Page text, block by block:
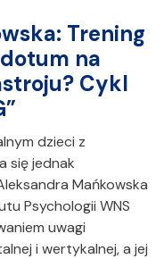
Trening
na
Cykl
dzieci z
się jednak
Mańkowska
Psychologii WNS
uwagi
i wertykalnej, a jej